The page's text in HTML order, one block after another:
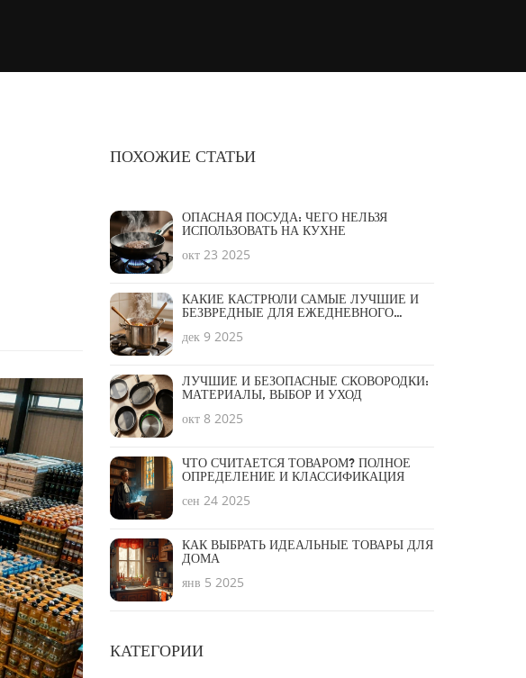
ПОХОЖИЕ СТАТЬИ
ОПАСНАЯ ПОСУДА: ЧЕГО НЕЛЬЗЯ
ИСПОЛЬЗОВАТЬ НА КУХНЕ
окт 23 2025
КАКИЕ КАСТРЮЛИ САМЫЕ ЛУЧШИЕ И
БЕЗВРЕДНЫЕ ДЛЯ ЕЖЕДНЕВНОГО
дек 9 2025
ЛУЧШИЕ И БЕЗОПАСНЫЕ СКОВОРОДКИ:
МАТЕРИАЛЫ, ВЫБОР И УХОД
окт 8 2025
ЧТО СЧИТАЕТСЯ ТОВАРОМ? ПОЛНОЕ
ОПРЕДЕЛЕНИЕ И КЛАССИФИКАЦИЯ
сен 24 2025
КАК ВЫБРАТЬ ИДЕАЛЬНЫЕ ТОВАРЫ ДЛЯ
ДОМА
янв 5 2025
КАТЕГОРИИ